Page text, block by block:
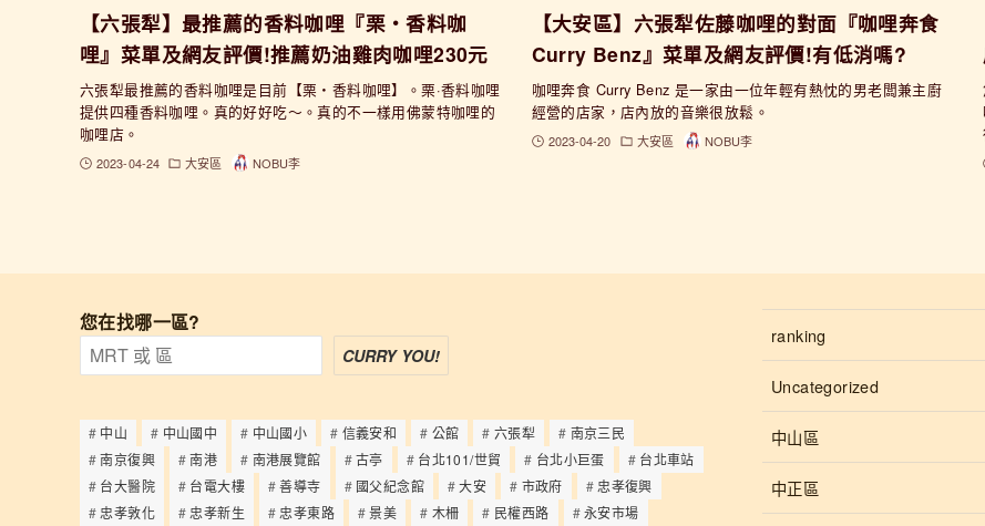
【六張犁】最推薦的香料咖哩『栗・香料咖
哩』菜單及網友評價!推薦奶油雞肉咖哩230元
六張犁最推薦的香料咖哩是目前【栗・香料咖哩】。栗·香料咖哩
提供四種香料咖哩。真的好好吃〜。真的不一樣用佛蒙特咖哩的
咖哩店。
2023-04-24 大安區 NOBU李
【大安區】六張犁佐藤咖哩的對面『咖哩奔食
Curry Benz』菜單及網友評價!有低消嗎?
咖哩奔食 Curry Benz 是一家由一位年輕有熱忱的男老闆兼主廚
經營的店家，店內放的音樂很放鬆。
2023-04-20 大安區 NOBU李
您在找哪一區?
CURRY YOU!
中山 中山國中 中山國小 信義安和 公館 六張犁
南京三民
南京復興
南港 南港展覽館 古亭 台北101/世貿 台北小巨蛋
台北車站
台大醫院
台電大樓 善導寺 國父紀念館 大安 市政府
忠孝復興
忠孝敦化
忠孝新生 忠孝東路 景美 木柵 民權西路
永安市場
ranking
Uncategorized
中山區
中正區